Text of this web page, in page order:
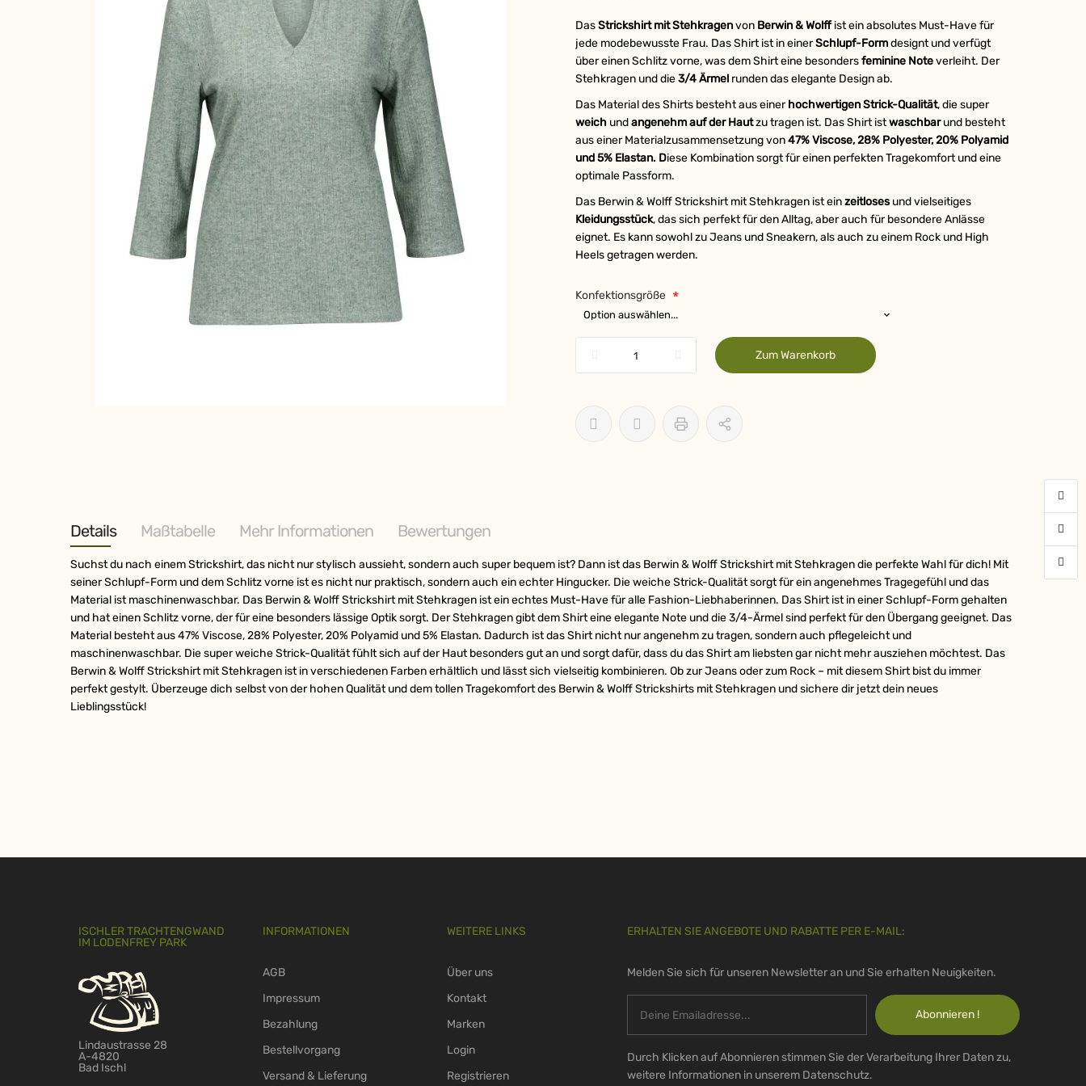
DasStrickshirt mit Stehkragenvon Berwin & Wolff ist ein absolutes Must-Have für
jede modebewusste Frau. Das Shirt ist in einerSchlupf-Formdesignt und verfügt
über einen Schlitz vorne, was dem Shirt eine besondersfeminine Noteverleiht. Der
Stehkragen und die3/4 Ärmel runden das elegante Design ab.
Das Material des Shirts besteht aus einerhochwertigenStrick-Qualität, die super
weich undangenehm auf der Hautzu tragen ist. Das Shirt istwaschbarund besteht
aus einer Materialzusammensetzung von47% Viscose, 28% Polyester, 20% Polyamid
und 5% Elastan. Diese Kombination sorgt für einen perfekten Tragekomfort und eine
optimale Passform.
Das Berwin & Wolff Strickshirt mit Stehkragen ist einzeitloses und vielseitiges
Kleidungsstück, das sich perfekt für den Alltag, aber auch für besondere Anlässe
eignet. Es kann sowohl zu Jeans und Sneakern, als auch zu einem Rock und High
Heels getragen werden.
Konfektionsgröße
Zum Warenkorb
Details
Suchst du nach einem Strickshirt, das nicht nur stylisch aussieht, sondern auch super bequem ist? Dann ist das Berwin & Wolff Strickshirt mit Stehkragen die perfekte Wahl für dich! Mit
seiner Schlupf-Form und dem Schlitz vorne ist es nicht nur praktisch, sondern auch ein echter Hingucker. Die weiche Strick-Qualität sorgt für ein angenehmes Tragegefühl und das
Material ist maschinenwaschbar. Das Berwin & Wolff Strickshirt mit Stehkragen ist ein echtes Must-Have für alle Fashion-Liebhaberinnen. Das Shirt ist in einer Schlupf-Form gehalten
und hat einen Schlitz vorne, der für eine besonders lässige Optik sorgt. Der Stehkragen gibt dem Shirt eine elegante Note und die 3/4-Ärmel sind perfekt für den Übergang geeignet. Das
Material besteht aus 47% Viscose, 28% Polyester, 20% Polyamid und 5% Elastan. Dadurch ist das Shirt nicht nur angenehm zu tragen, sondern auch pflegeleicht und
maschinenwaschbar. Die super weiche Strick-Qualität fühlt sich auf der Haut besonders gut an und sorgt dafür, dass du das Shirt am liebsten gar nicht mehr ausziehen möchtest. Das
Berwin & Wolff Strickshirt mit Stehkragen ist in verschiedenen Farben erhältlich und lässt sich vielseitig kombinieren. Ob zur Jeans oder zum Rock – mit diesem Shirt bist du immer
perfekt gestylt. Überzeuge dich selbst von der hohen Qualität und dem tollen Tragekomfort des Berwin & Wolff Strickshirts mit Stehkragen und sichere dir jetzt dein neues
Lieblingsstück!
Maßtabelle Mehr Informationen Bewertungen
ISCHLER TRACHTENGWAND
IM LODENFREY PARK
Lindaustrasse 28
A-4820
Bad Ischl
INFORMATIONEN
AGB
Impressum
Bezahlung
Bestellvorgang
Versand & Lieferung
WEITERE LINKS
Über uns
Kontakt
Marken
Login
Registrieren
ERHALTEN SIE ANGEBOTE UND RABATTE PER E-MAIL:
Melden Sie sich für unseren Newsletter an und Sie erhalten Neuigkeiten.
Abonnieren !
Durch Klicken auf Abonnieren stimmen Sie der Verarbeitung Ihrer Daten zu,
weitere Informationen in unserem Datenschutz.